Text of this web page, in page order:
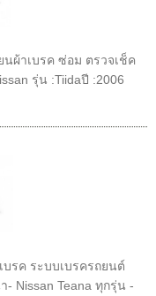
ผ้าเบรค ซ่อม ตรวจเช็ค
รุ่น :Tiidaปี :2006
บรค ระบบเบรครถยนต์
Nissan Teana ทุกรุ่น -